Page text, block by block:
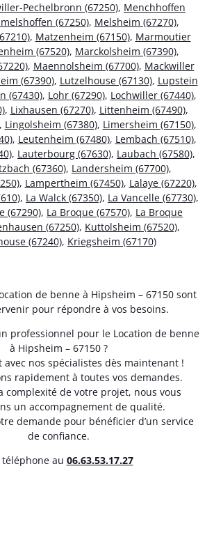
Pechelbronn (67250), Menchhoffen
(67250), Melsheim (67270),
, Matzenheim (67150), Marmoutier
(67520), Marckolsheim (67390),
, Maennolsheim (67700), Mackwiller
(67390), Lutzelhouse (67130), Lupstein
(67430), Lohr (67290), Lochwiller (67440),
, Lixhausen (67270), Littenheim (67490),
Lingolsheim (67380), Limersheim (67150),
, Leutenheim (67480), Lembach (67510),
, Lauterbourg (67630), Laubach (67580),
(67360), Landersheim (67700),
, Lampertheim (67450), Lalaye (67220),
, La Walck (67350), La Vancelle (67730),
(67290), La Broque (67570), La Broque
(67250), Kuttolsheim (67520),
(67240), Kriegsheim (67170)
de benne à Hipsheim – 67150 sont
pour répondre à vos besoins.
professionnel pour le Location de benne
à Hipsheim – 67150 ?
avec nos spécialistes dès maintenant !
rapidement à toutes vos demandes.
complexité de votre projet, nous vous
un accompagnement de qualité.
demande pour bénéficier d’un service
de confiance.
téléphone au 06.63.53.17.27